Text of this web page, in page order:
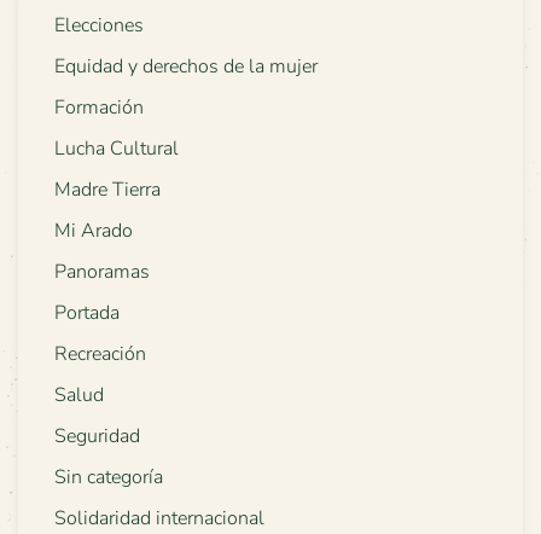
Elecciones
Equidad y derechos de la mujer
Formación
Lucha Cultural
Madre Tierra
Mi Arado
Panoramas
Portada
Recreación
Salud
Seguridad
Sin categoría
Solidaridad internacional